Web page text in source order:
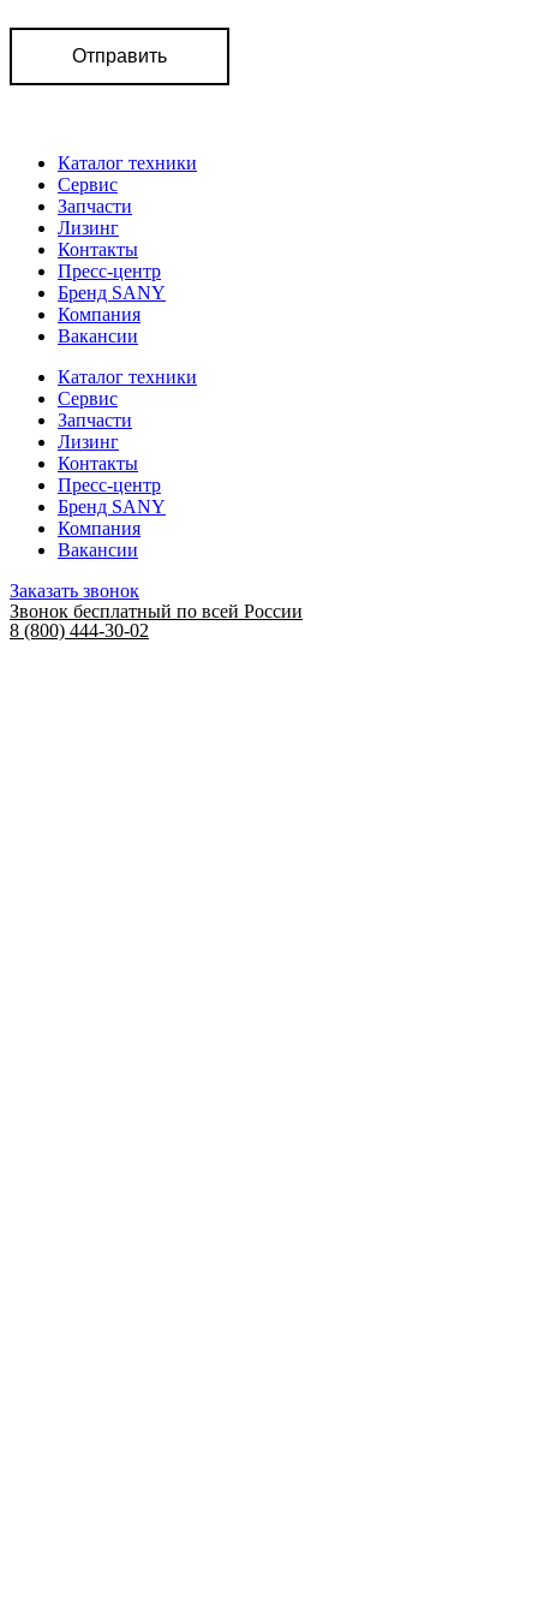
Отправить
Каталог техники
Сервис
Запчасти
Лизинг
Контакты
Пресс-центр
Бренд SANY
Компания
Вакансии
Каталог техники
Сервис
Запчасти
Лизинг
Контакты
Пресс-центр
Бренд SANY
Компания
Вакансии
Заказать звонок
Звонок бесплатный по всей России
8 (800) 444-30-02